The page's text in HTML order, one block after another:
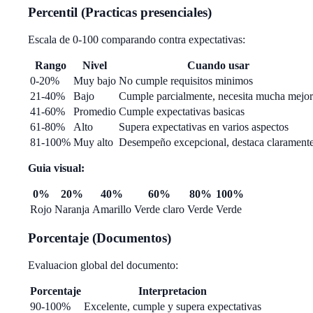
Percentil (Practicas presenciales)
Escala de 0-100 comparando contra expectativas:
Rango Nivel
Cuando usar
0-20%
Muy bajo No cumple requisitos minimos
21-40%
Bajo
Cumple parcialmente, necesita mucha
41-60%
Promedio Cumple expectativas basicas
61-80%
Alto
Supera expectativas en varios aspectos
81-100% Muy alto Desempeño excepcional, destaca
Guia visual:
0% 20% 40% 60% 80% 100%
Rojo Naranja Amarillo Verde claro Verde Verde
Porcentaje (Documentos)
Evaluacion global del documento:
Porcentaje
Interpretacion
90-100%
Excelente, cumple y supera expectativas